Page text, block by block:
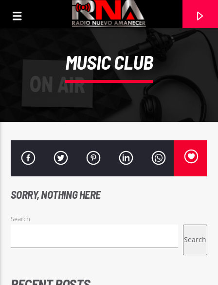
DIOS ESTÁ CONTIGO
MUSIC CLUB
SORRY, NOTHING HERE
Search
Search